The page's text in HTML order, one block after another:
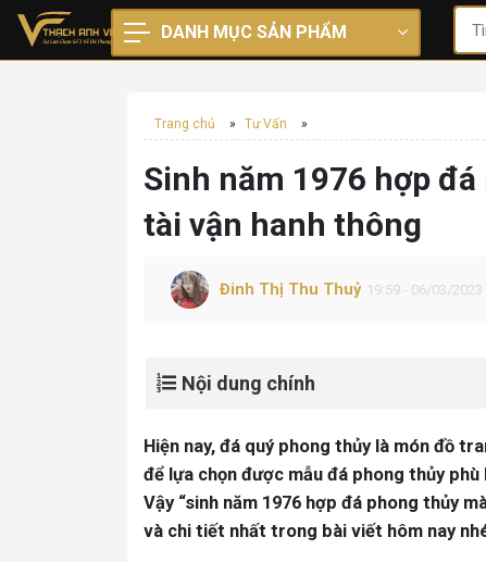
DANH MỤC SẢN PHẨM
Trang chủ » Tư Vấn »
Sinh năm 1976 hợp
tài vận hanh thông
Đinh Thị Thu Thuỷ 19:59 - 06/03/2023
Nội dung chính
Hiện nay, đá quý phong thủy là món đồ
để lựa chọn được mẫu đá phong thủy
Vậy “sinh năm 1976 hợp đá phong thủy
và chi tiết nhất trong bài viết hôm nay